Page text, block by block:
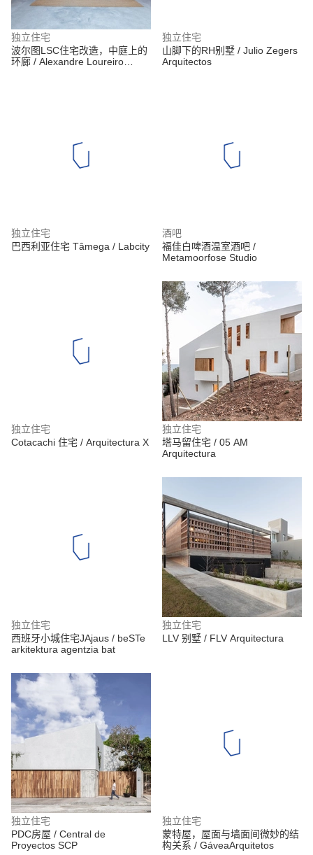
独立住宅
波尔图LSC住宅改造，中庭上的
环廊 / Alexandre Loureiro
独立住宅
山脚下的RH别墅 / Julio Zegers
Arquitectos
独立住宅
巴西利亚住宅 Tâmega / Labcity
酒吧
福佳白啤酒温室酒吧 /
Metamoorfose Studio
独立住宅
Cotacachi 住宅 / Arquitectura X
独立住宅
塔马留住宅 / 05 AM
Arquitectura
独立住宅
西班牙小城住宅JAjaus / beSTe
arkitektura agentzia bat
独立住宅
LLV 别墅 / FLV Arquitectura
独立住宅
PDC房屋 / Central de
Proyectos SCP
独立住宅
蒙特屋，屋面与墙面间微妙的结
构关系 / GáveaArquitetos